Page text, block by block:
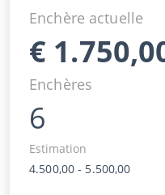
Enchère actuelle
€
Enchères
6
Estimation
4.500,00 - 5.500,00